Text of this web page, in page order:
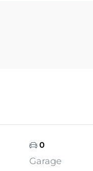
0
Garage